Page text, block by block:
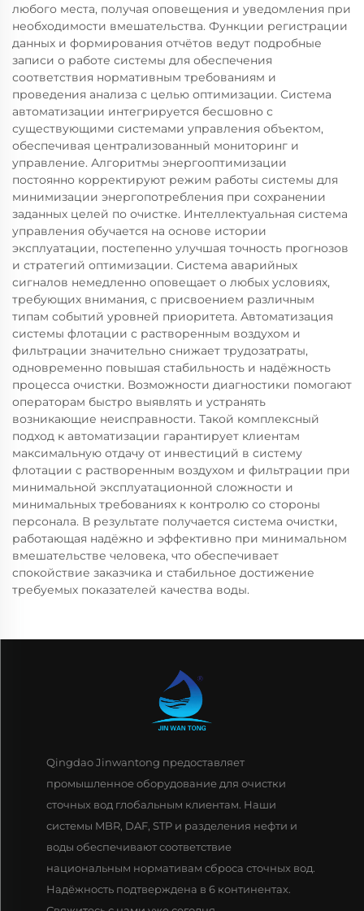
любого места, получая оповещения и уведомления при
необходимости вмешательства. Функции регистрации
данных и формирования отчётов ведут подробные
записи о работе системы для обеспечения
соответствия нормативным требованиям и
проведения анализа с целью оптимизации. Система
автоматизации интегрируется бесшовно с
существующими системами управления объектом,
обеспечивая централизованный мониторинг и
управление. Алгоритмы энергооптимизации
постоянно корректируют режим работы системы для
минимизации энергопотребления при сохранении
заданных целей по очистке. Интеллектуальная система
управления обучается на основе истории
эксплуатации, постепенно улучшая точность прогнозов
и стратегий оптимизации. Система аварийных
сигналов немедленно оповещает о любых условиях,
требующих внимания, с присвоением различным
типам событий уровней приоритета. Автоматизация
системы флотации с растворенным воздухом и
фильтрации значительно снижает трудозатраты,
одновременно повышая стабильность и надёжность
процесса очистки. Возможности диагностики помогают
операторам быстро выявлять и устранять
возникающие неисправности. Такой комплексный
подход к автоматизации гарантирует клиентам
максимальную отдачу от инвестиций в систему
флотации с растворенным воздухом и фильтрации при
минимальной эксплуатационной сложности и
минимальных требованиях к контролю со стороны
персонала. В результате получается система очистки,
работающая надёжно и эффективно при минимальном
вмешательстве человека, что обеспечивает
спокойствие заказчика и стабильное достижение
требуемых показателей качества воды.
Qingdao Jinwantong предоставляет
промышленное оборудование для очистки
сточных вод глобальным клиентам. Наши
системы MBR, DAF, STP и разделения нефти и
воды обеспечивают соответствие
национальным нормативам сброса сточных вод.
Надёжность подтверждена в 6 континентах.